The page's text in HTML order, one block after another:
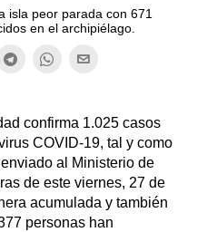
isla peor parada con 671
en el archipiélago.
confirma 1.025 casos
COVID-19, tal y como
al Ministerio de
de este viernes, 27 de
acumulada y también
personas han